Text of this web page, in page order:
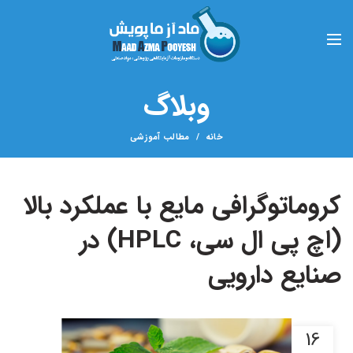
وبلاگ
خانه مطالب آموزشی
کروماتوگرافی مایع با عملکرد بالا
(اچ پی ال سی، HPLC) در
صنایع دارویی
16